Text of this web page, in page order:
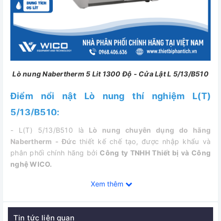
Lò nung Nabertherm 5 Lit 1300 Độ - Cửa Lật L 5/13/B510
Điểm nổi nật Lò nung thí nghiệm L(T)
5/13/B510:
- L(T) 5/13/B510 là
Lò nung chuyên dụng do hãng
Nabertherm - Đức thiết kế chế tạo, được nhập khẩu và
phân phối chính hãng bởi Công ty TNHH Thiết bị và Công
nghệ WICO.
- Đây là dòng sản phẩm lò nung có thiết kế hiện đại với độ
nghiệm, phòng phân tích, các viện nghiên cứu, phòng chất
lượng của các nhà máy…
Xem thêm
Tin tức liên quan